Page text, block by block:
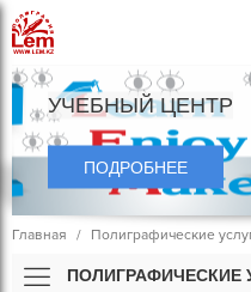
УЧЕБНЫЙ ЦЕНТР
ПОДРОБНЕЕ
Главная Полиграфические
ПОЛИГРАФИЧЕСКИЕ